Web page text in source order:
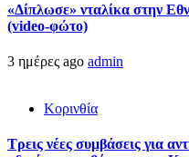
«Δίπλωσε» νταλίκα στην
(video-φώτο)
3 ημέρες ago admin
Κορινθία
Τρεις νέες συμβάσεις για